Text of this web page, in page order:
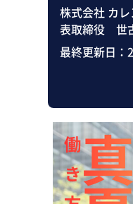
株式会社 カ
表取締役 世
最終更新日：